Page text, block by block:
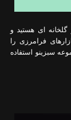
ای هستید و
فرامرزی را
سبزینو استفاده